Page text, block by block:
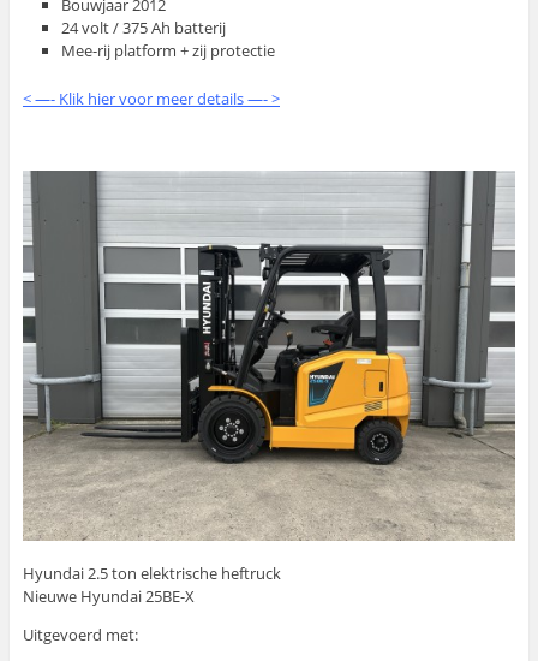
Bouwjaar 2012
24 volt / 375 Ah batterij
Mee-rij platform + zij protectie
< —- Klik hier voor meer details —- >
Hyundai 2.5 ton elektrische heftruck
Nieuwe Hyundai 25BE-X
Uitgevoerd met: